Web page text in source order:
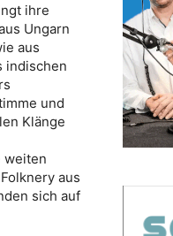
ihre
Ungarn
aus
indischen
und
Klänge
weiten
aus
sich auf